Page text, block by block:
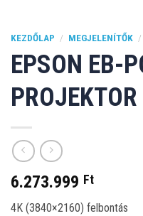
KEZDŐLAP / MEGJELENÍTŐK /
EPSON EB-
PROJEKTOR
6.273.999 Ft
4K (3840×2160) felbontás